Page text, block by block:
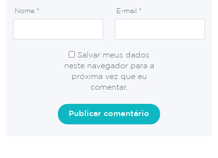
Nome * E-mail *
Salvar meus dados
neste navegador para a
próxima vez que eu
comentar.